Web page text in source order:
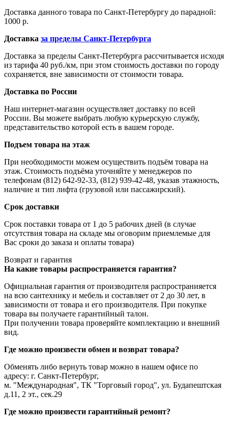
Доставка данного товара по Санкт-Петербургу до парадной:
1000 р.
Доставка за пределы Санкт-Петербурга
Доставка за пределы Санкт-Петербурга рассчитывается исходя
из тарифа 40 руб./км, при этом стоимость доставки по городу
сохраняется, вне зависимости от стоимости товара.
Доставка по России
Наш интернет-магазин осуществляет доставку по всей
России. Вы можете выбрать любую курьерскую службу,
представительство которой есть в вашем городе.
Подъем товара на этаж
При необходимости можем осуществить подъём товара на
этаж. Стоимость подъёма уточняйте у менеджеров по
телефонам (812) 642-92-33, (812) 939-42-48, указав этажность,
наличие и тип лифта (грузовой или пассажирский).
Срок доставки
Срок поставки товара от 1 до 5 рабочих дней (в случае
отсутствия товара на складе мы оговорим приемлемые для
Вас сроки до заказа и оплаты товара)
Возврат и гарантия
На какие товары распространяется гарантия?
Официальная гарантия от производителя распространияется
на всю сантехнику и мебель и составляет от 2 до 30 лет, в
зависимости от товара и его производителя. При покупке
товара вы получаете гарантийный талон.
При получении товара проверяйте комплектацию и внешний
вид.
Где можно произвести обмен и возврат товара?
Обменять либо вернуть товар можно в нашем офисе по
адресу: г. Санкт-Петербург,
м. "Международная", ТК "Торговый город", ул. Будапештская
д.11, 2 эт., сек.29
Где можно произвести гарантийный ремонт?